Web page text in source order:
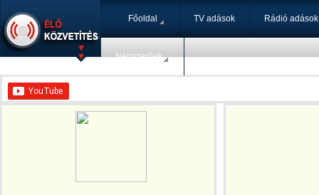
Főoldal TV adások Rádió adások
Népszerűek